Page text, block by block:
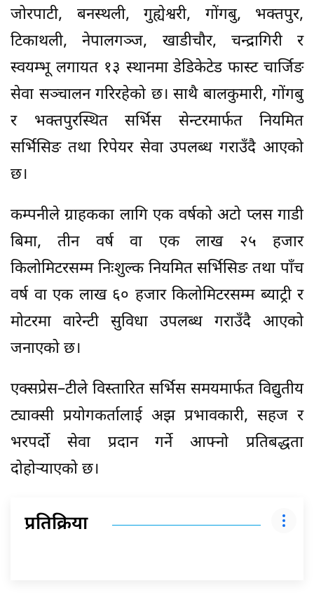
जोरपाटी, बनस्थली, गुह्येश्वरी, गोंगबु, भक्तपुर,
टिकाथली, नेपालगञ्ज, खाडीचौर, चन्द्रागिरी र
स्वयम्भू लगायत १३ स्थानमा डेडिकेटेड फास्ट चार्जिङ
सेवा सञ्चालन गरिरहेको छ। साथै बालकुमारी, गोंगबु
र भक्तपुरस्थित सर्भिस सेन्टरमार्फत नियमित
सर्भिसिङ तथा रिपेयर सेवा उपलब्ध गराउँदै आएको
छ।
कम्पनीले ग्राहकका लागि एक वर्षको अटो प्लस गाडी
बिमा, तीन वर्ष वा एक लाख २५ हजार
किलोमिटरसम्म निःशुल्क नियमित सर्भिसिङ तथा पाँच
वर्ष वा एक लाख ६० हजार किलोमिटरसम्म ब्याट्री र
मोटरमा वारेन्टी सुविधा उपलब्ध गराउँदै आएको
जनाएको छ।
एक्सप्रेस–टीले विस्तारित सर्भिस समयमार्फत विद्युतीय
ट्याक्सी प्रयोगकर्तालाई अझ प्रभावकारी, सहज र
भरपर्दो सेवा प्रदान गर्ने आफ्नो प्रतिबद्धता
दोहोर्‍याएको छ।
प्रतिक्रिया